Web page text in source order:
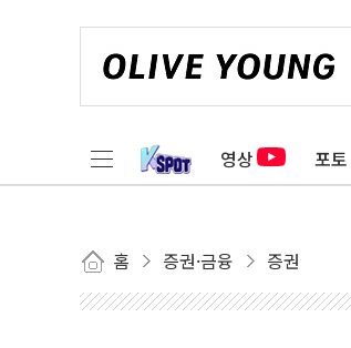
영상 포토
홈 증권·금융 증권